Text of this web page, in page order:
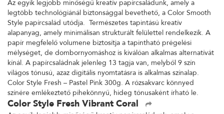
Az egyik legjobb minőségű kreatív papírcsaládunk, amely a
legtöbb technológiánál biztonsággal bevethető, a Color Smooth
Style papírcsalád utódja. Természetes tapintású kreatív
alapanyag, amely minimálisan strukturált felülettel rendelkezik. A
papír megfelelő volumene biztosítja a tapintható prégelési
mélységet, de dombornyomáshoz is kiválóan alkalmas alternatívát
kínál. A papírcsaládnak jelenleg 13 tagja van, melyből 9 szín
világos tónusú, azaz digitális nyomtatásra is alkalmas színalap.
Color Style Fresh – Pastel Pink 300g. A rózsakvarc könnyed
színére emlékeztető pihekönnyű, hideg tónusaként írható le.
Color Style Fresh Vibrant Coral